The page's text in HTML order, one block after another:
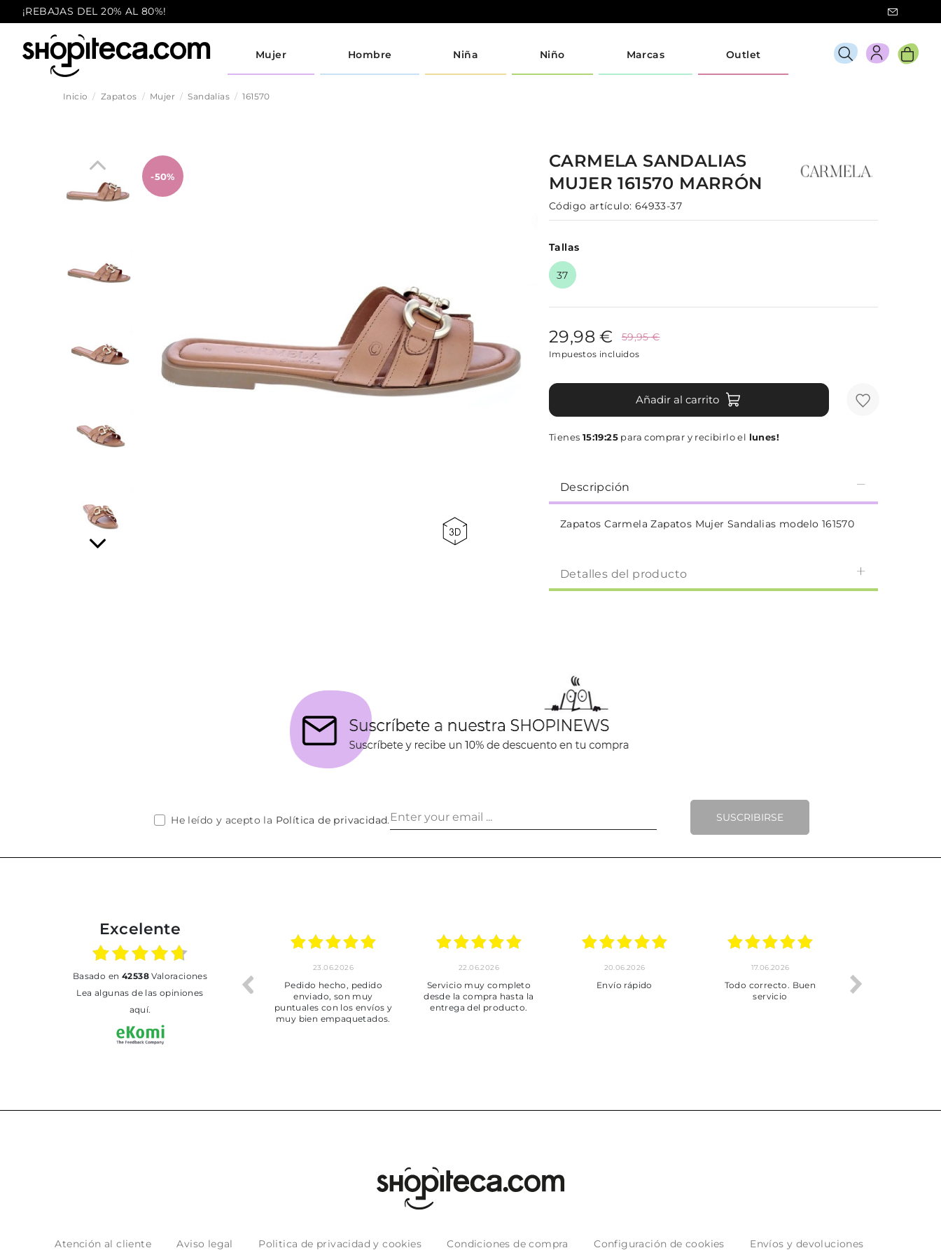
¡REBAJAS DEL 20% AL 80%!
Mujer Hombre Niña Niño Marcas Outlet
Inicio Zapatos Mujer Sandalias 161570
-50%
CARMELA SANDALIAS
MUJER161570 MARRÓN
Código artículo: 64933-37
Tallas
37
29,98 € 59,95 €
Impuestos incluidos
Añadir al carrito
Tienes 15:19:25 para comprar y recibirlo el lunes!
Descripción
Zapatos Carmela Zapatos Mujer Sandalias modelo 161570
Detalles del producto
SUSCRIBIRSE
He leído y acepto la Política de privacidad.
Excelente
basado en 42538Valoraciones
Lea algunas de las opiniones
aquí.
23.06.2026
Pedido hecho, pedido
enviado, son muy
puntuales con los envíos y
muy bien empaquetados.
22.06.2026
Servicio muy completo
desde la compra hasta la
entrega del producto.
20.06.2026
Envío rápido
17.06.2026
Todo correcto. Buen
servicio
Ràpids i del més
Atención al cliente Aviso legal Politica de privacidad y cookies Condiciones de compra Configuración de cookies Envíos y devoluciones